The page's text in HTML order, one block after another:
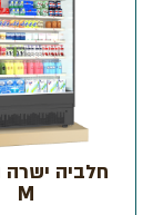
חלביה ישרה
M